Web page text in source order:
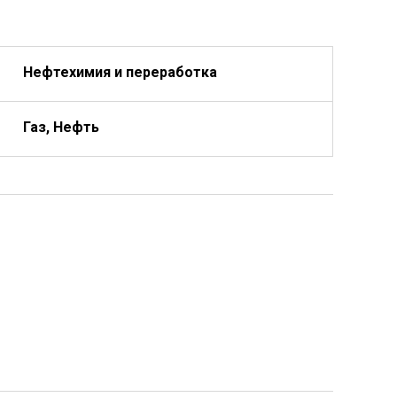
Нефтехимия и переработка
Газ, Нефть